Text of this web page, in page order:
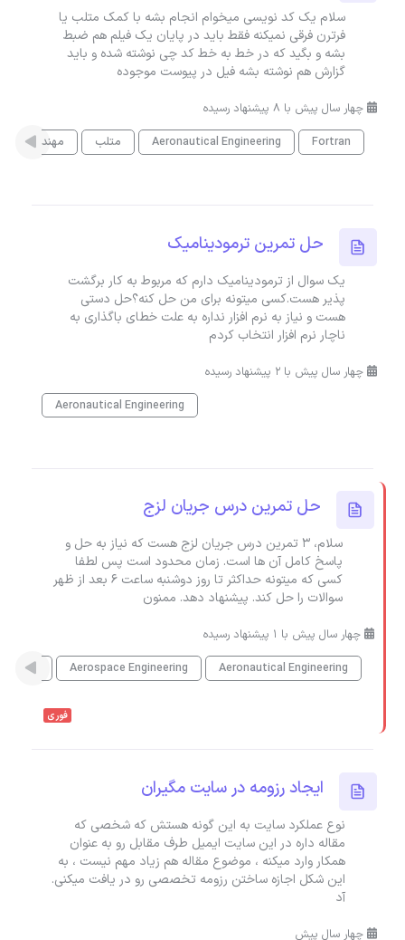
سلام یک کد نویسی میخوام انجام بشه با کمک متلب یا
فرترن فرقی نمیکنه فقط باید در پایان یک فیلم هم ضبط
بشه و بگید که در خط به خط کد چی نوشته شده و باید
گزارش هم نوشته بشه فیل در پیوست موجوده
چهار سال پیش با 8 پیشنهاد رسیده
Fortran
Aeronautical Engineering متلب مهندسی
حل تمرین ترمودینامیک
یک سوال از ترمودینامیک دارم که مربوط به کار برگشت
پذیر هست.کسی میتونه برای من حل کنه؟حل دستی
هست و نیاز به نرم افزار نداره به علت خطای باگذاری به
ناچار نرم افزار انتخاب کردم
چهار سال پیش با 2 پیشنهاد رسیده
Aeronautical Engineering
حل تمرین درس جریان لزج
سلام، 3 تمرین درس جریان لزج هست که نیاز به حل و
پاسخ کامل آن ها است. زمان محدود است پس لطفا
کسی که میتونه حداکثر تا روز دوشنبه ساعت 6 بعد از ظهر
سوالات را حل کند. پیشنهاد دهد. ممنون
چهار سال پیش با 1 پیشنهاد رسیده
Aeronautical Engineering
Aerospace Engineering
فوری
ایجاد رزومه در سایت مگیران
نوع عملکرد سایت به این گونه هستش که شخصی که
مقاله داره در این سایت ایمیل طرف مقابل رو به عنوان
همکار وارد میکنه ، موضوع مقاله هم زیاد مهم نیست ، به
این شکل اجازه ساختن رزومه تخصصی رو در یافت میکنی.
آد
چهار سال پیش